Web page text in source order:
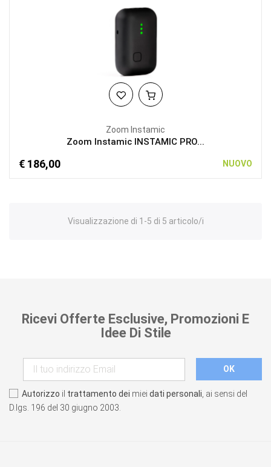
Zoom Instamic
Zoom Instamic INSTAMIC PRO...
€ 186,00 NUOVO
Visualizzazione di 1-5 di 5 articolo/i
Ricevi Offerte Esclusive, Promozioni E
Idee Di Stile
Autorizzo il trattamento dei miei dati personali , ai sensi del
D.lgs. 196 del 30 giugno 2003.